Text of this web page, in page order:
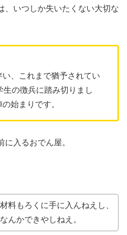
、いつしか失いたくない大切な
、これまで猶予されてい
生の徴兵に踏み切りまし
始まりです。
に入るおでん屋。
料もろくに手に入んねえし、
んかできやしねえ。